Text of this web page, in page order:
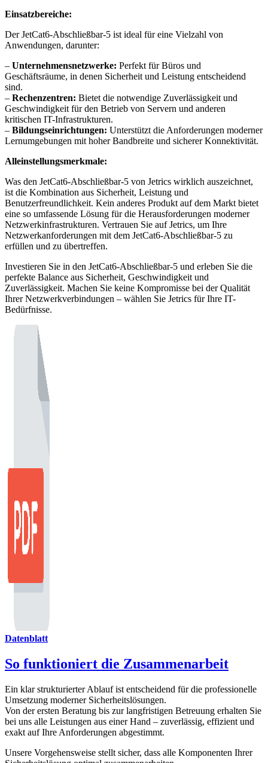
Einsatzbereiche:
Der JetCat6-Abschließbar-5 ist ideal für eine Vielzahl von
Anwendungen, darunter:
– Unternehmensnetzwerke: Perfekt für Büros und
Geschäftsräume, in denen Sicherheit und Leistung entscheidend
sind.
– Rechenzentren: Bietet die notwendige Zuverlässigkeit und
Geschwindigkeit für den Betrieb von Servern und anderen
kritischen IT-Infrastrukturen.
– Bildungseinrichtungen: Unterstützt die Anforderungen moderner
Lernumgebungen mit hoher Bandbreite und sicherer Konnektivität.
Alleinstellungsmerkmale:
Was den JetCat6-Abschließbar-5 von Jetrics wirklich auszeichnet,
ist die Kombination aus Sicherheit, Leistung und
Benutzerfreundlichkeit. Kein anderes Produkt auf dem Markt bietet
eine so umfassende Lösung für die Herausforderungen moderner
Netzwerkinfrastrukturen. Vertrauen Sie auf Jetrics, um Ihre
Netzwerkanforderungen mit dem JetCat6-Abschließbar-5 zu
erfüllen und zu übertreffen.
Investieren Sie in den JetCat6-Abschließbar-5 und erleben Sie die
perfekte Balance aus Sicherheit, Geschwindigkeit und
Zuverlässigkeit. Machen Sie keine Kompromisse bei der Qualität
Ihrer Netzwerkverbindungen – wählen Sie Jetrics für Ihre IT-
Bedürfnisse.
Datenblatt
So funktioniert die Zusammenarbeit
Ein klar strukturierter Ablauf ist entscheidend für die professionelle
Umsetzung moderner Sicherheitslösungen.
Von der ersten Beratung bis zur langfristigen Betreuung erhalten Sie
bei uns alle Leistungen aus einer Hand – zuverlässig, effizient und
exakt auf Ihre Anforderungen abgestimmt.
Unsere Vorgehensweise stellt sicher, dass alle Komponenten Ihrer